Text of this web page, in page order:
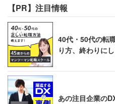
【PR】注目情報
40代・50代の転
り方、終わりに
あの注目企業の